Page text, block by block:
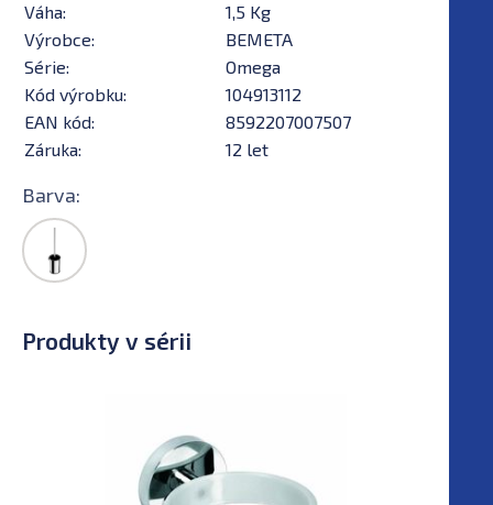
Váha:
1,5 Kg
Výrobce:
BEMETA
Série:
Omega
Kód výrobku:
104913112
EAN kód:
8592207007507
Záruka:
12 let
Barva:
Produkty v sérii